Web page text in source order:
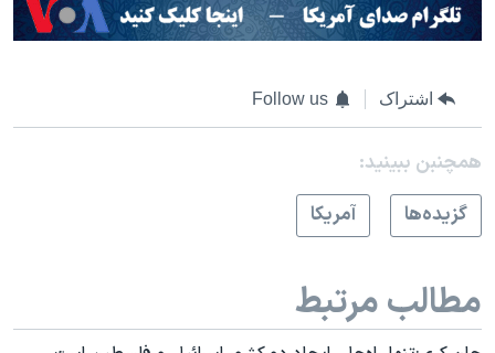
اشتراک Follow us
همچنبن ببینید:
گزيده‌ها
آمريکا
مطالب مرتبط